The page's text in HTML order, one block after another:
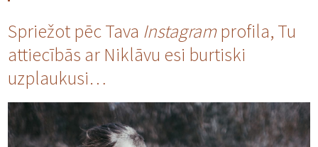
Spriežot pēc Tava Instagramprofila, Tu
attiecībās ar Niklāvu esi burtiski
uzplaukusi…